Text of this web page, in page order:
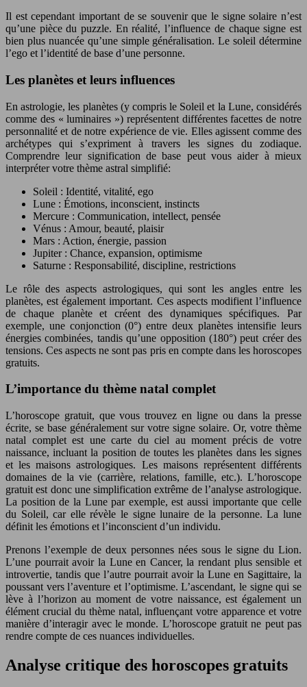
Il est cependant important de se souvenir que le signe solaire n’est
qu’une pièce du puzzle. En réalité, l’influence de chaque signe est
bien plus nuancée qu’une simple généralisation. Le soleil détermine
l’ego et l’identité de base d’une personne.
Les planètes et leurs influences
En astrologie, les planètes (y compris le Soleil et la Lune, considérés
comme des « luminaires ») représentent différentes facettes de notre
personnalité et de notre expérience de vie. Elles agissent comme des
archétypes qui s’expriment à travers les signes du zodiaque.
Comprendre leur signification de base peut vous aider à mieux
interpréter votre thème astral simplifié:
Soleil : Identité, vitalité, ego
Lune : Émotions, inconscient, instincts
Mercure : Communication, intellect, pensée
Vénus : Amour, beauté, plaisir
Mars : Action, énergie, passion
Jupiter : Chance, expansion, optimisme
Saturne : Responsabilité, discipline, restrictions
Le rôle des aspects astrologiques, qui sont les angles entre les
planètes, est également important. Ces aspects modifient l’influence
de chaque planète et créent des dynamiques spécifiques. Par
exemple, une conjonction (0°) entre deux planètes intensifie leurs
énergies combinées, tandis qu’une opposition (180°) peut créer des
tensions. Ces aspects ne sont pas pris en compte dans les horoscopes
gratuits.
L’importance du thème natal complet
L’horoscope gratuit, que vous trouvez en ligne ou dans la presse
écrite, se base généralement sur votre signe solaire. Or, votre thème
natal complet est une carte du ciel au moment précis de votre
naissance, incluant la position de toutes les planètes dans les signes
et les maisons astrologiques. Les maisons représentent différents
domaines de la vie (carrière, relations, famille, etc.). L’horoscope
gratuit est donc une simplification extrême de l’analyse astrologique.
La position de la Lune par exemple, est aussi importante que celle
du Soleil, car elle révèle le signe lunaire de la personne. La lune
définit les émotions et l’inconscient d’un individu.
Prenons l’exemple de deux personnes nées sous le signe du Lion.
L’une pourrait avoir la Lune en Cancer, la rendant plus sensible et
introvertie, tandis que l’autre pourrait avoir la Lune en Sagittaire, la
poussant vers l’aventure et l’optimisme. L’ascendant, le signe qui se
lève à l’horizon au moment de votre naissance, est également un
élément crucial du thème natal, influençant votre apparence et votre
manière d’interagir avec le monde. L’horoscope gratuit ne peut pas
rendre compte de ces nuances individuelles.
Analyse critique des horoscopes gratuits